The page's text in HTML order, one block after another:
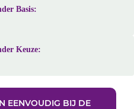
Basis:
Keuze:
EENVOUDIG BIJ DE